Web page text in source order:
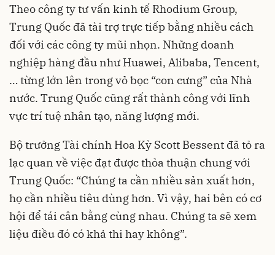
Theo công ty tư vấn kinh tế Rhodium Group,
Trung Quốc đã tài trợ trực tiếp bằng nhiều cách
đối với các công ty mũi nhọn. Những doanh
nghiệp hàng đầu như Huawei, Alibaba, Tencent,
… từng lớn lên trong vỏ bọc “con cưng” của Nhà
nước. Trung Quốc cũng rất thành công với lĩnh
vực trí tuệ nhân tạo, năng lượng mới.
Bộ trưởng Tài chính Hoa Kỳ Scott Bessent đã tỏ ra
lạc quan về việc đạt được thỏa thuận chung với
Trung Quốc: “Chúng ta cần nhiều sản xuất hơn,
họ cần nhiều tiêu dùng hơn. Vì vậy, hai bên có cơ
hội để tái cân bằng cùng nhau. Chúng ta sẽ xem
liệu điều đó có khả thi hay không”.